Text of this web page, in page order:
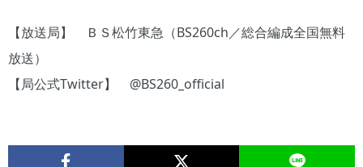
【放送局】 ＢＳ松竹東急（BS260ch／総合編成全国無料
放送）
【局公式Twitter】 @BS260_official